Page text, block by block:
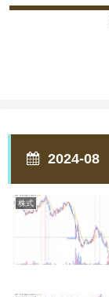
2024-08
株式